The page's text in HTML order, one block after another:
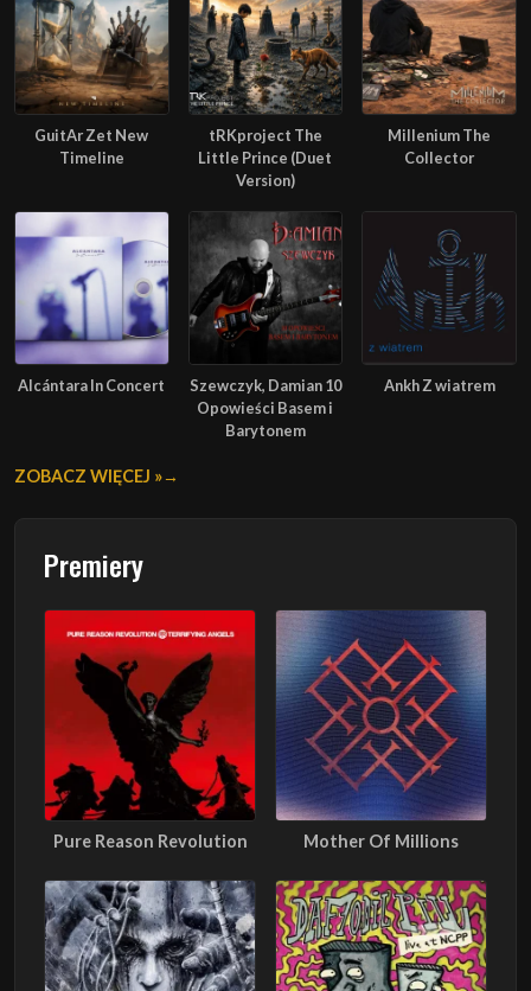
GuitAr Zet New
Timeline
tRKproject The
Little Prince (Duet
Version)
Millenium The
Collector
Alcántara In Concert
Szewczyk, Damian 10
Opowieści Basem i
Barytonem
Ankh Z wiatrem
ZOBACZ WIĘCEJ »
Premiery
Pure Reason Revolution Mother Of Millions